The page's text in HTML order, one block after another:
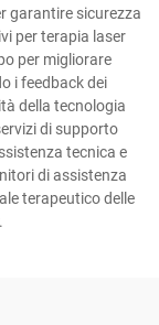
garantire sicurezza
per terapia laser
per migliorare
i feedback dei
della tecnologia
di supporto
tecnica e
di assistenza
terapeutico delle